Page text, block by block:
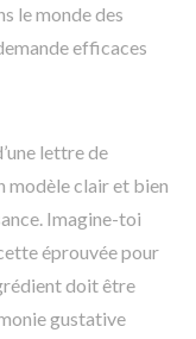
le monde des
efficaces
lettre de
modèle clair et bien
Imagine-toi
éprouvée pour
doit être
gustative